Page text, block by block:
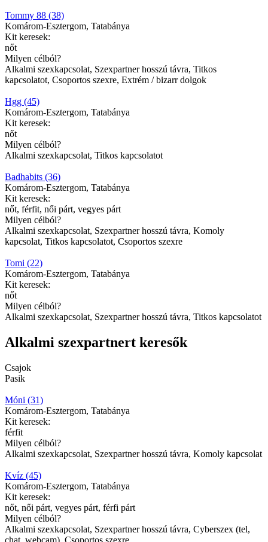
Tommy 88 (38)
Komárom-Esztergom, Tatabánya
Kit keresek:
nőt
Milyen célból?
Alkalmi szexkapcsolat, Szexpartner hosszú távra, Titkos
kapcsolatot, Csoportos szexre, Extrém / bizarr dolgok
Hgg (45)
Komárom-Esztergom, Tatabánya
Kit keresek:
nőt
Milyen célból?
Alkalmi szexkapcsolat, Titkos kapcsolatot
Badhabits (36)
Komárom-Esztergom, Tatabánya
Kit keresek:
nőt, férfit, női párt, vegyes párt
Milyen célból?
Alkalmi szexkapcsolat, Szexpartner hosszú távra, Komoly
kapcsolat, Titkos kapcsolatot, Csoportos szexre
Tomi (22)
Komárom-Esztergom, Tatabánya
Kit keresek:
nőt
Milyen célból?
Alkalmi szexkapcsolat, Szexpartner hosszú távra, Titkos kapcsolatot
Alkalmi szexpartnert keresők
Csajok
Pasik
Móni (31)
Komárom-Esztergom, Tatabánya
Kit keresek:
férfit
Milyen célból?
Alkalmi szexkapcsolat, Szexpartner hosszú távra, Komoly kapcsolat
Kvíz (45)
Komárom-Esztergom, Tatabánya
Kit keresek:
nőt, női párt, vegyes párt, férfi párt
Milyen célból?
Alkalmi szexkapcsolat, Szexpartner hosszú távra, Cyberszex (tel,
chat, webcam), Csoportos szexre